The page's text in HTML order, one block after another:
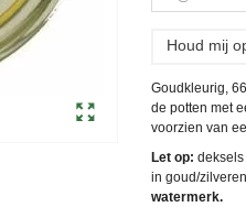
Houd mij
Goudkleurig,
de potten met
voorzien van
Let op:
in goud/
watermerk.